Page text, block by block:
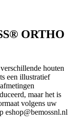
ORTHO
houten
een illustratief
maar het is
volgens uw
eshop@bemossnl.nl